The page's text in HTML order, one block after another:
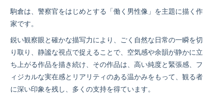
駒倉は、警察官をはじめとする「働く男性像」を主題に描く作
家です。
鋭い観察眼と確かな描写力により、ごく自然な日常の一瞬を切
り取り、静謐な視点で捉えることで、空気感や余韻が静かに立
ち上がる作品を描き続け、その作品は、高い純度と緊張感、フ
ィジカルな実在感とリアリティのある温かみをもって、観る者
に深い印象を残し、多くの支持を得ています。